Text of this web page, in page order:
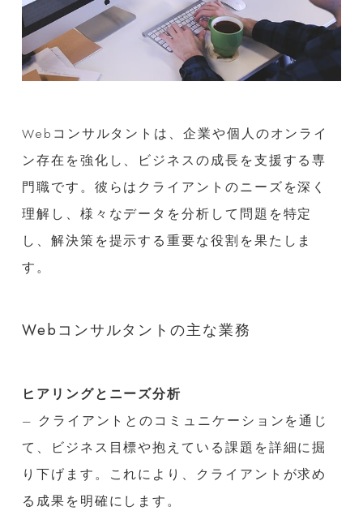
Webコンサルタントは、企業や個人のオンライ
ン存在を強化し、ビジネスの成長を支援する専
門職です。彼らはクライアントのニーズを深く
理解し、様々なデータを分析して問題を特定
し、解決策を提示する重要な役割を果たしま
す。
Webコンサルタントの主な業務
ヒアリングとニーズ分析
– クライアントとのコミュニケーションを通じ
て、ビジネス目標や抱えている課題を詳細に掘
り下げます。これにより、クライアントが求め
る成果を明確にします。